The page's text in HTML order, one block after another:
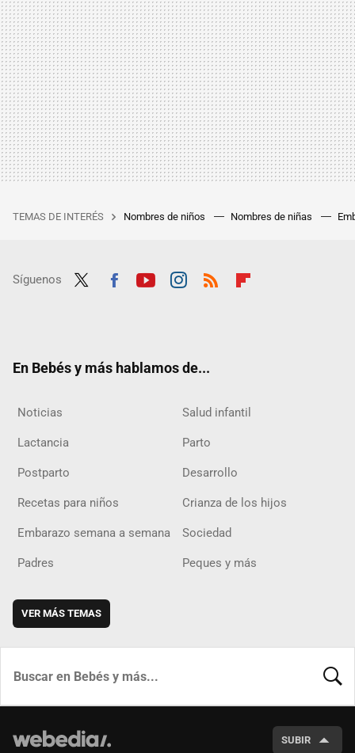
TEMAS DE INTERÉS Nombres de niños Nombres de niñas
Síguenos
En Bebés y más hablamos de...
Noticias Salud infantil
Lactancia Parto
Postparto Desarrollo
Recetas para niños Crianza de los hijos
Embarazo semana a semana Sociedad
Padres Peques y más
VER MÁS TEMAS
SUBIR